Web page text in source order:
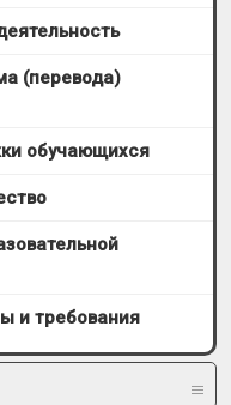
(перевода)
обучающихся
и требования